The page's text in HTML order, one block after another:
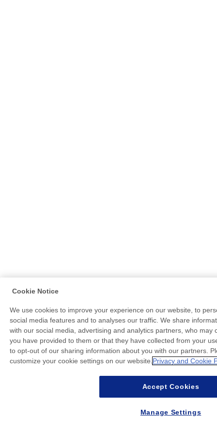
Cookie Notice
We use cookies to improve your experience on our website, to
social media features and to analyses our traffic. We share
with our social media, advertising and analytics partners, who may
you have provided to them or that they have collected from your
to opt-out of our sharing information about you with our partners.
customize your cookie settings on our website. Privacy and Cookie
Accept Cookies
Manage Settings